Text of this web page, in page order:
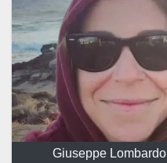
Giuseppe